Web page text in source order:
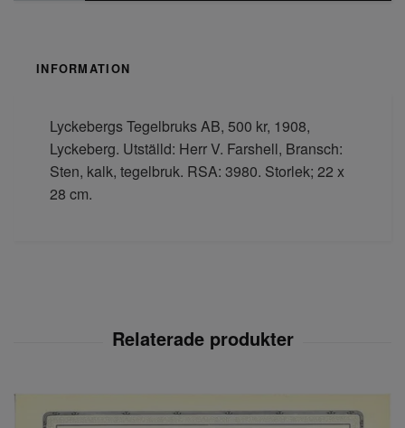
INFORMATION
Lyckebergs Tegelbruks AB, 500 kr, 1908,
Lyckeberg. Utställd: Herr V. Farshell, Bransch:
Sten, kalk, tegelbruk. RSA: 3980. Storlek; 22 x
28 cm.